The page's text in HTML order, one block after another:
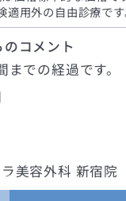
適用外の自由診療です
コメント
での経過です。
美容外科 新宿院